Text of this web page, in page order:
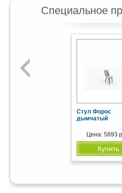
Цена: 11700
Купить
Специальное
Стул Форос
дымчатый
Цена: 5693
Купить